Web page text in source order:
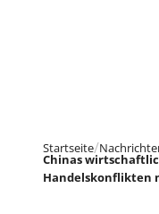
Startseite
Chinas
Handelskonflikten